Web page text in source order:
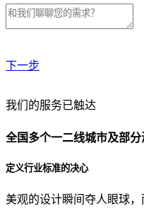
下一步
贵公司预算范围是？
贵公司的团队规模是？
我们的服务已触达
全国多个一二线城市及部分
定义行业标准的决心
美观的设计瞬间夺人眼球